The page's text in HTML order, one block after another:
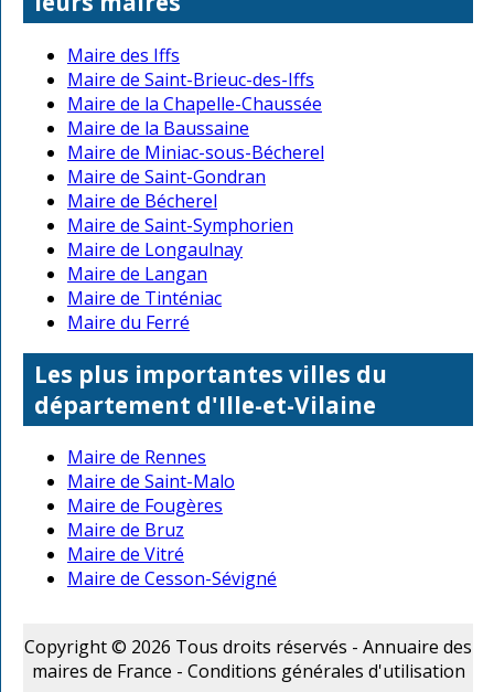
Maire des Iffs
Maire de Saint-Brieuc-des-Iffs
Maire de la Chapelle-Chaussée
Maire de la Baussaine
Maire de Miniac-sous-Bécherel
Maire de Saint-Gondran
Maire de Bécherel
Maire de Saint-Symphorien
Maire de Longaulnay
Maire de Langan
Maire de Tinténiac
Maire du Ferré
Les plus importantes villes du
département d'Ille-et-Vilaine
Maire de Rennes
Maire de Saint-Malo
Maire de Fougères
Maire de Bruz
Maire de Vitré
Maire de Cesson-Sévigné
Copyright © 2026 Tous droits réservés - Annuaire des
maires de France - Conditions générales d'utilisation